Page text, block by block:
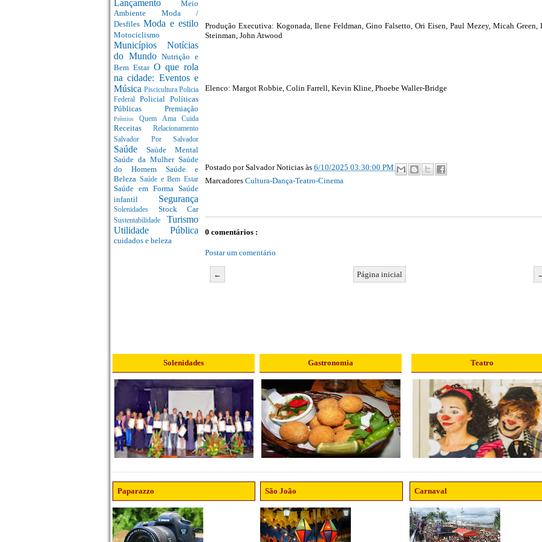
Lançamento Meio
Ambiente Moda /
Desfiles Moda e estilo
Motociclismo
Municípios Notícias
do MundoNutrição e
Bem Estar O que rola
na cidade: Eventos e
Música Piscicultura Policia
Federal Policial Políticas
Públicas Premiação
PrêmiosQuem Ama Cuida
Receitas Relacionamento
Salvador Por Salvador
Saúde Saúde Mental
Saúde da Mulher Saúde
do Homem Saúde e
Beleza Saúde e Bem Estar
Saúde em Forma Saúde
infantil Segurança
Solenidades Stock Car
Sustentabilidade Turismo
Utilidade Pública
cuidados e beleza
Produção Executiva: Kogonada, Ilene Feldman, Gino Falsetto, Ori Eisen, Paul Mezey, Micah Green,
Steinman, John Atwood
Elenco: Margot Robbie, Colin Farrell, Kevin Kline, Phoebe Waller-Bridge
Postado porSalvador Noticias às 6/10/2025 03:30:00 PM
Marcadores Cultura-Dança-Teatro-Cinema
0 comentários :
Postar um comentário
← Página inicial
Solenidades Gastronomia Teatro
Paparazzo São João Carnaval